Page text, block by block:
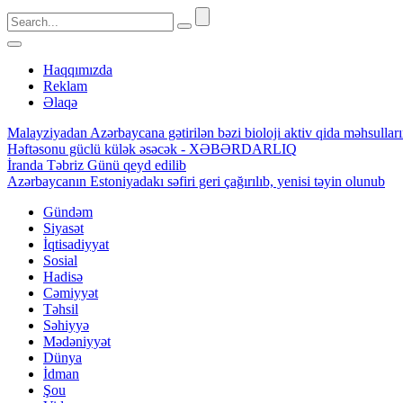
Haqqımızda
Reklam
Əlaqə
Malayziyadan Azərbaycana gətirilən bəzi bioloji aktiv qida
Həftəsonu güclü külək əsəcək - XƏBƏRDARLIQ
İranda Təbriz Günü qeyd edilib
Azərbaycanın Estoniyadakı səfiri geri çağırılıb, yenisi təyin olunub
Gündəm
Siyasət
İqtisadiyyat
Sosial
Hadisə
Cəmiyyət
Təhsil
Səhiyyə
Mədəniyyət
Dünya
İdman
Şou